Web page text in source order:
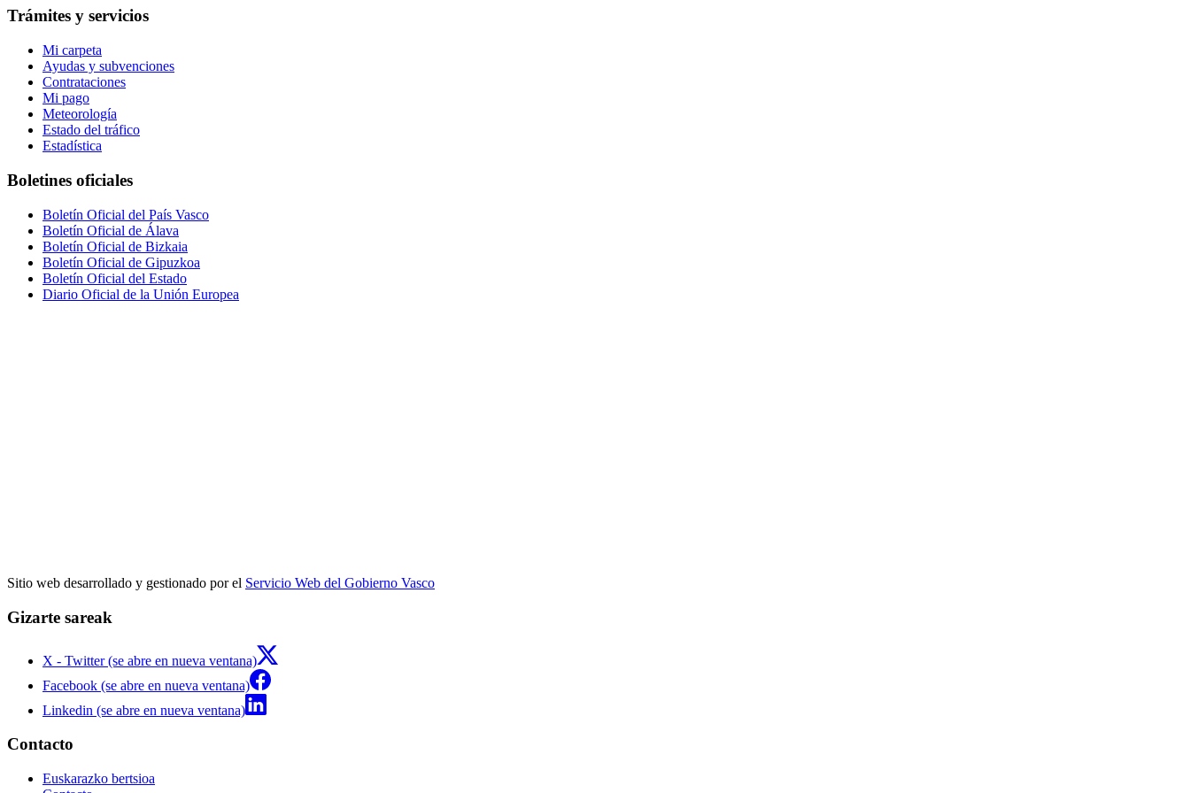
Trámites y servicios
Mi carpeta
Ayudas y subvenciones
Contrataciones
Mi pago
Meteorología
Estado del tráfico
Estadística
Boletines oficiales
Boletín Oficial del País Vasco
Boletín Oficial de Álava
Boletín Oficial de Bizkaia
Boletín Oficial de Gipuzkoa
Boletín Oficial del Estado
Diario Oficial de la Unión Europea
Sitio web desarrollado y gestionado por el Servicio Web del Gobierno Vasco
Gizarte sareak
X - Twitter (se abre en nueva ventana)
Facebook (se abre en nueva ventana)
Linkedin (se abre en nueva ventana)
Contacto
Euskarazko bertsioa